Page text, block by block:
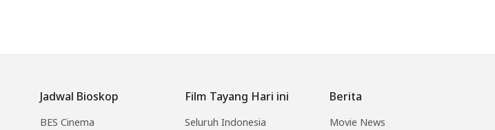
Jadwal Bioskop
BES Cinema
Film Tayang Hari ini
Seluruh Indonesia
Berita
Movie News